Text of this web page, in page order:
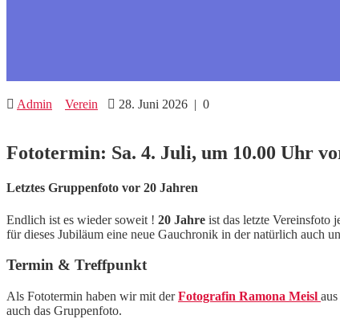
Admin Verein 28. Juni 2026 | 0
Fototermin: Sa. 4. Juli, um 10.00 Uhr
Letztes Gruppenfoto vor 20 Jahren
Endlich ist es wieder soweit ! 20 Jahre ist das letzte Vereinsfoto
für dieses Jubiläum eine neue Gauchronik in der natürlich auch
Termin & Treffpunkt
Als Fototermin haben wir mit derFotografin Ramona Meisl
auch das Gruppenfoto.